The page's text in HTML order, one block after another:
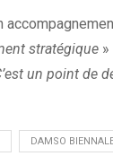
stratégique »
un point de
DAMSO